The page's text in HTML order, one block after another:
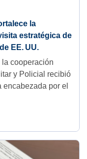
la
estratégica de
EE. UU.
cooperación
y Policial recibió
encabezada por el